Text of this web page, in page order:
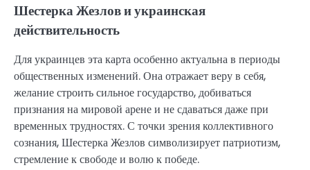
Шестерка Жезлов и украинская
действительность
Для украинцев эта карта особенно актуальна в периоды
общественных изменений. Она отражает веру в себя,
желание строить сильное государство, добиваться
признания на мировой арене и не сдаваться даже при
временных трудностях. С точки зрения коллективного
сознания, Шестерка Жезлов символизирует патриотизм,
стремление к свободе и волю к победе.